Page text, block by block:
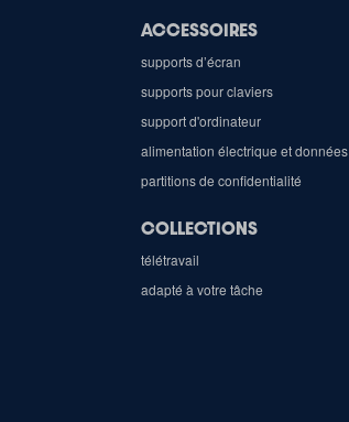
ACCESSOIRES
supports d’écran
supports pour claviers
support d'ordinateur
alimentation électrique et données
partitions de confidentialité
COLLECTIONS
télétravail
adapté à votre tâche